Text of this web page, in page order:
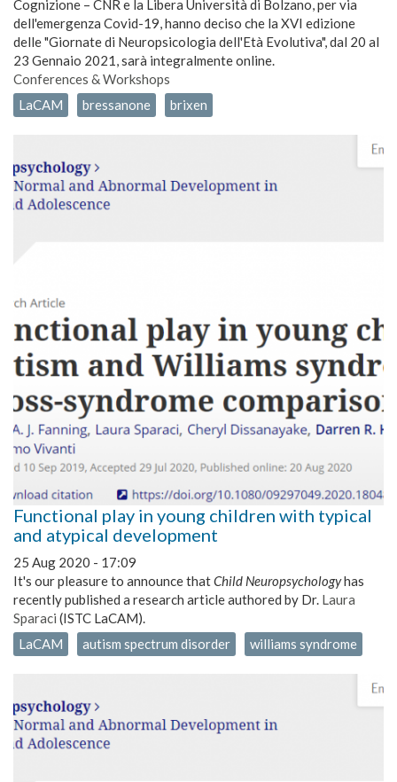
Cognizione – CNR e la Libera Università di Bolzano, per via
dell'emergenza Covid-19, hanno deciso che la XVI edizione
delle "Giornate di Neuropsicologia dell'Età Evolutiva", dal 20 al
23 Gennaio 2021, sarà integralmente online.
Conferences & Workshops
LaCAM
bressanone brixen
Functional play in young children with typical
and atypical development
25 Aug 2020 - 17:09
It's our pleasure to announce thatChild Neuropsychologyhas
recently published a research article authored by Dr. Laura
Sparaci (ISTC LaCAM).
LaCAM
autism spectrum disorder williams syndrome